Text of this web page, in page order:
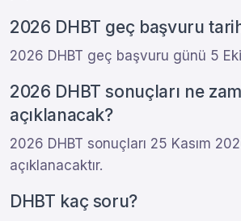
2026 DHBT geç başvuru
2026 DHBT geç başvuru günü 5
2026 DHBT sonuçları ne
açıklanacak?
2026 DHBT sonuçları 25 Kasım
açıklanacaktır.
DHBT kaç soru?